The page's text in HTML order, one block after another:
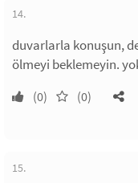
14.
duvarlarla konuşun,
ölmeyi beklemeyin.
(0) (0)
15.